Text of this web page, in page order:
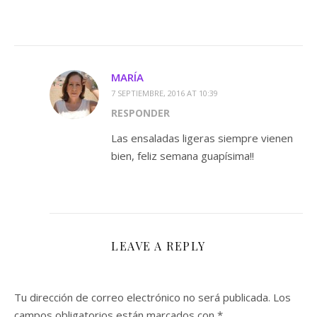
MARÍA
7 SEPTIEMBRE, 2016 AT 10:39
RESPONDER
Las ensaladas ligeras siempre vienen
bien, feliz semana guapísima!!
LEAVE A REPLY
Tu dirección de correo electrónico no será publicada. Los